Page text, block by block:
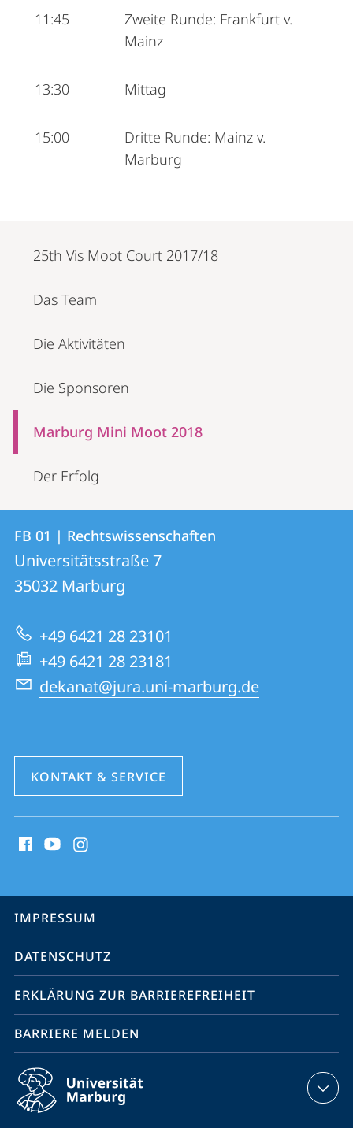
11:45
Zweite Runde: Frankfurt v.
Mainz
13:30 Mittag
15:00
Dritte Runde: Mainz v.
Marburg
Navigation25th Vis Moot Court 2017/18
Das Team
Die Aktivitäten
Die Sponsoren
Marburg Mini Moot 2018
Der Erfolg
Kontakt
und
Informationen
zur
Website
Kontaktinformationen
FB
01
Rechtswissenschaften
FB 01 | Rechtswissenschaften
Universitätsstraße 7
35032 Marburg
+49 6421 28 23101
+49 6421 28 23181
dekanat@jura.uni-marburg.de
KONTAKT & SERVICE
Media
Service-
Navigation
IMPRESSUM
DATENSCHUTZ
ERKLÄRUNG ZUR BARRIEREFREIHEIT
BARRIERE MELDEN